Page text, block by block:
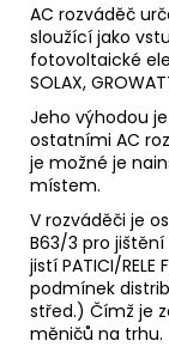
AC rozváděč
sloužící jako
fotovoltaické
SOLAX,
Jeho výhodou
ostatními AC
je možné je
místem.
V rozváděči je
B63/3 pro
jistí PATICI/
podmínek
střed.) Čímž je
měničů na trhu.